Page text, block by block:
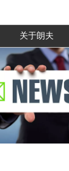
关于朗夫